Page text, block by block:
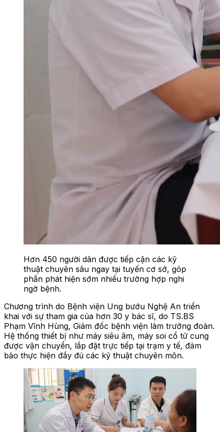
Hơn 450 người dân được tiếp cận các kỹ
thuật chuyên sâu ngay tại tuyến cơ sở, góp
phần phát hiện sớm nhiều trường hợp nghi
ngờ bệnh.
Chương trình do Bệnh viện Ung bướu Nghệ An triển
khai với sự tham gia của hơn 30 y bác sĩ, do TS.BS
Phạm Vĩnh Hùng, Giám đốc bệnh viện làm trưởng đoàn.
Hệ thống thiết bị như máy siêu âm, máy soi cổ tử cung
được vận chuyển, lắp đặt trực tiếp tại trạm y tế, đảm
bảo thực hiện đầy đủ các kỹ thuật chuyên môn.